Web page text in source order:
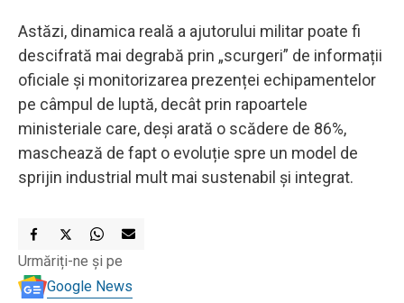
Astăzi, dinamica reală a ajutorului militar poate fi
descifrată mai degrabă prin „scurgeri” de informații
oficiale și monitorizarea prezenței echipamentelor
pe câmpul de luptă, decât prin rapoartele
ministeriale care, deși arată o scădere de 86%,
maschează de fapt o evoluție spre un model de
sprijin industrial mult mai sustenabil și integrat.
Urmăriți-ne și pe
Google News